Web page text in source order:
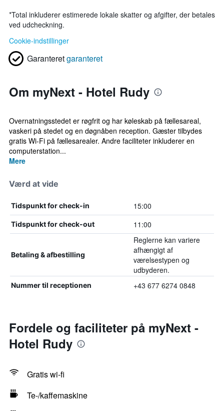
*Total inkluderer estimerede lokale skatter og afgifter, der betales
ved udcheckning.
Cookie-indstillinger
Garanteretgaranteret
Om myNext - Hotel Rudy
Overnatningsstedet er røgfrit og har køleskab på fællesareal,
vaskeri på stedet og en døgnåben reception. Gæster tilbydes
gratis Wi-Fi på fællesarealer. Andre faciliteter inkluderer en
computerstation...
Mere
Værd at vide
Tidspunkt for check-in 15:00
Tidspunkt for check-out 11:00
Betaling & afbestilling
Reglerne kan variere
afhængigt af
værelsestypen og
udbyderen.
Nummer til receptionen +43 677 6274 0848
Fordele og faciliteter på myNext -
Hotel Rudy
Gratis wi-fi
Te-/kaffemaskine